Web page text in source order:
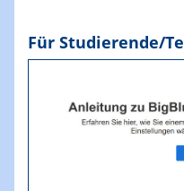
Für Studierende/